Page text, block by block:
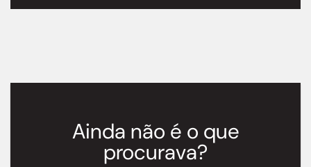
Ainda não é o que
procurava?